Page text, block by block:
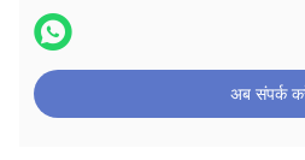
अब संपर्क